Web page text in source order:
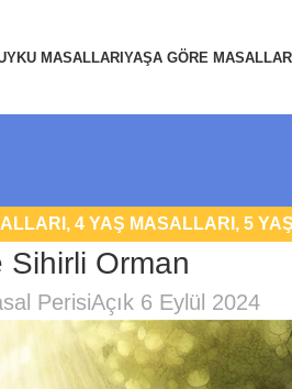
MASALLARIYAŞA GÖRE MASALLAR
,4 YAŞ MASALLARI ,5
MASALLAR,HAYVAN
Orman
PerisiAçık 6 Eylül 2024